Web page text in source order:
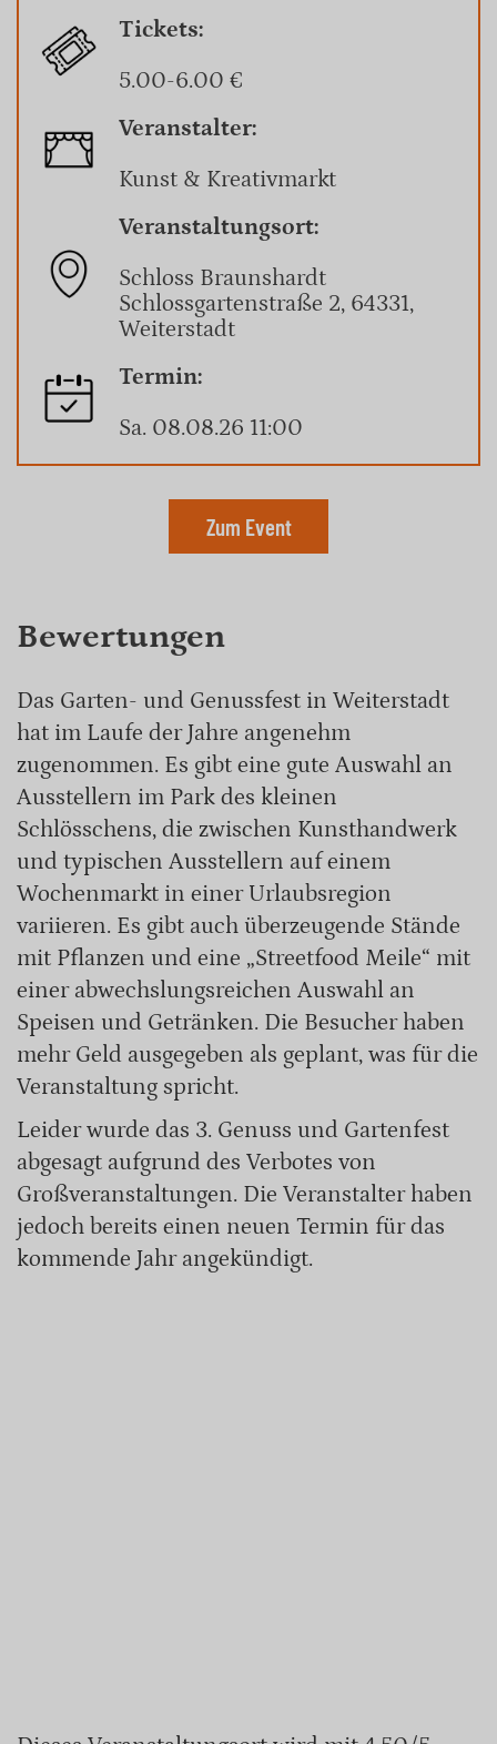
Tickets:
5.00-6.00 €
Veranstalter:
Kunst & Kreativmarkt
Veranstaltungsort:
Schloss Braunshardt
Schlossgartenstraße 2, 64331,
Weiterstadt
Termin:
Sa. 08.08.26 11:00
Zum Event
Bewertungen
Das Garten- und Genussfest in Weiterstadt
hat im Laufe der Jahre angenehm
zugenommen. Es gibt eine gute Auswahl an
Ausstellern im Park des kleinen
Schlösschens, die zwischen Kunsthandwerk
und typischen Ausstellern auf einem
Wochenmarkt in einer Urlaubsregion
variieren. Es gibt auch überzeugende Stände
mit Pflanzen und eine „Streetfood Meile“ mit
einer abwechslungsreichen Auswahl an
Speisen und Getränken. Die Besucher haben
mehr Geld ausgegeben als geplant, was für die
Veranstaltung spricht.
Leider wurde das 3. Genuss und Gartenfest
abgesagt aufgrund des Verbotes von
Großveranstaltungen. Die Veranstalter haben
jedoch bereits einen neuen Termin für das
kommende Jahr angekündigt.